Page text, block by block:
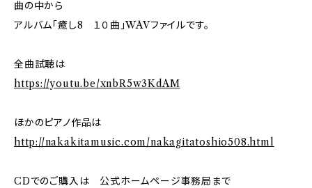
曲の中から
アルバム「癒し8 １０曲」WAVファイルです。
全曲試聴は
https://youtu.be/xnbR5w3KdAM
ほかのピアノ作品は
http://nakakitamusic.com/nakagitatoshio508.html
CDでのご購入は 公式ホームページ事務局まで